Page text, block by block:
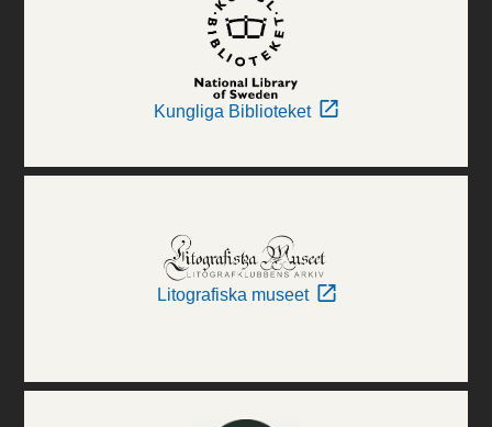
Kungliga Biblioteket
Litografiska museet